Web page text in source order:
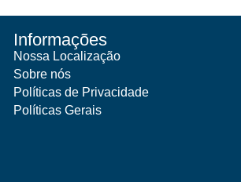
Informações
Nossa Localização
Sobre nós
Políticas de Privacidade
Políticas Gerais